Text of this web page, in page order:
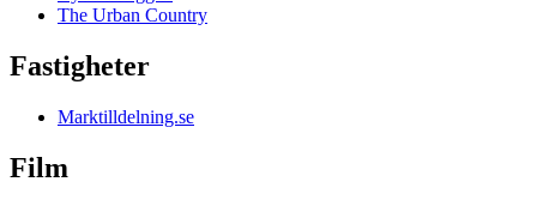
The Urban Country
Fastigheter
Marktilldelning.se
Film